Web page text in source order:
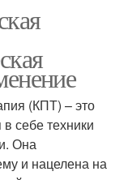
(КПТ) – это
себе техники
Она
и нацелена на